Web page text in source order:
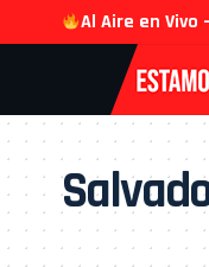
Al Aire en Vivo